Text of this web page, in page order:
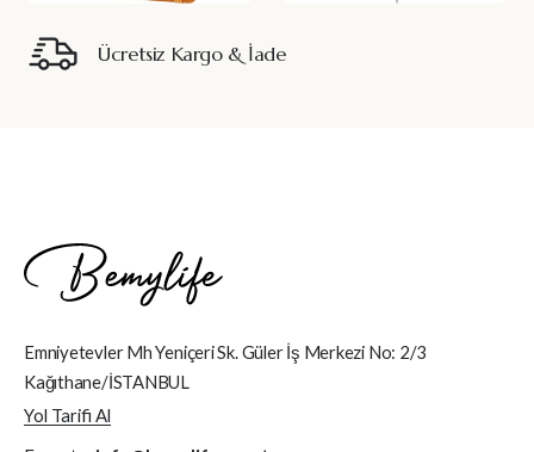
Ücretsiz Kargo & İade
Emniyetevler Mh Yeniçeri Sk. Güler İş Merkezi No: 2/3
Kağıthane/İSTANBUL
Yol Tarifi Al